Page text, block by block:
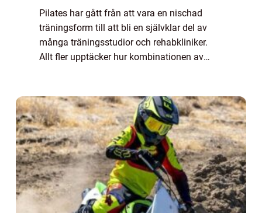
Pilates har gått från att vara en nischad
träningsform till att bli en självklar del av
många träningsstudior och rehabkliniker.
Allt fler upptäcker hur kombinationen av